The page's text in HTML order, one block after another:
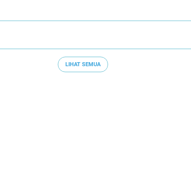
LIHAT SEMUA